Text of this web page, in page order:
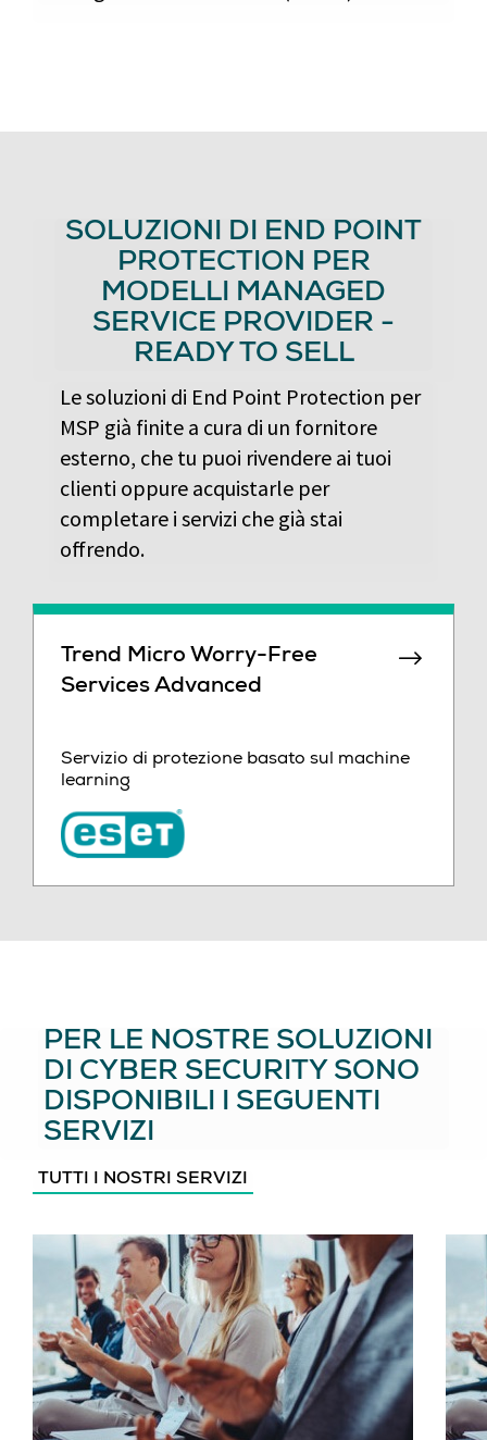
SOLUZIONI DI END POINT
PROTECTION PER
MODELLI MANAGED
SERVICE PROVIDER -
READY TO SELL
Le soluzioni di End Point Protection per
MSP già finite a cura di un fornitore
esterno, che tu puoi rivendere ai tuoi
clienti oppure acquistarle per
completare i servizi che già stai
offrendo.
Trend Micro Worry-Free
Services Advanced
Servizio di protezione basato sul machine
learning
PER LE NOSTRE SOLUZIONI
DI CYBER SECURITY SONO
DISPONIBILI I SEGUENTI
SERVIZI
TUTTI I NOSTRI SERVIZI